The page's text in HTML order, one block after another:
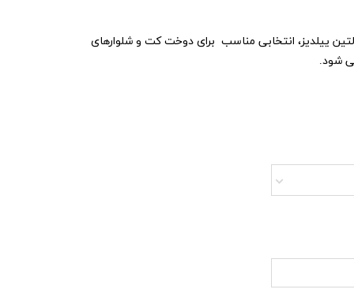
ییلدیز، انتخابی مناسب برای دوخت کت و شلوارهای
شود.